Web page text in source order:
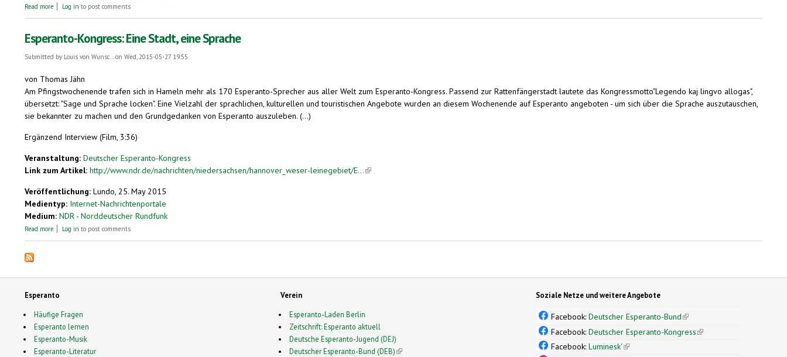
Read more about Esperanto-Kongress startet in Hameln
Log in to post comments
Esperanto-Kongress: Eine Stadt, eine Sprache
Submitted by Louis von Wunsc...on Wed, 2015-05-27 19:55
von Thomas Jähn
Am Pfingstwochenende trafen sich in Hameln mehr als 170 Esperanto-Sprecher aus aller Welt zum Esperanto-Kongress. Passend zur Rattenfängerstadt lautete das Kongressmotto"Legendo kaj lingvo allogas",
übersetzt: "Sage und Sprache locken". Eine Vielzahl der sprachlichen, kulturellen und touristischen Angebote wurden an diesem Wochenende auf Esperanto angeboten - um sich über die Sprache auszutauschen,
sie bekannter zu machen und den Grundgedanken von Esperanto auszuleben. (...)
Ergänzend Interview (Film, 3:36)
Veranstaltung: Deutscher Esperanto-Kongress
Link zum Artikel: http://www.ndr.de/nachrichten/niedersachsen/hannover_weser-leinegebiet/E...(link is external)
Veröffentlichung: Lundo, 25. May 2015
Medientyp: Internet-Nachrichtenportale
Medium: NDR - Norddeutscher Rundfunk
Read more about Esperanto-Kongress: Eine Stadt, eine Sprache
Log in to post comments
Esperanto
Häufige Fragen
Esperanto lernen
Esperanto-Musik
Esperanto-Literatur
Verein
Esperanto-Laden Berlin
Zeitschrift: Esperanto aktuell
Deutsche Esperanto-Jugend (DEJ)
Deutscher Esperanto-Bund (DEB)(link is external)
Soziale Netze und weitere Angebote
Facebook:Deutscher Esperanto-Bund(link is external)
Facebook:Deutscher Esperanto-Kongress(link is external)
Facebook:Luminesk'(link is external)